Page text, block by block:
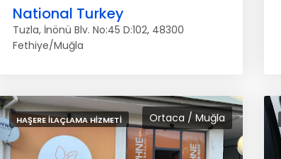
National Turkey
Tuzla, İnönü Blv. No:45 D:102, 48300
Fethiye/Muğla
Ortaca / Muğla
HAŞERE İLAÇLAMA HIZMETI